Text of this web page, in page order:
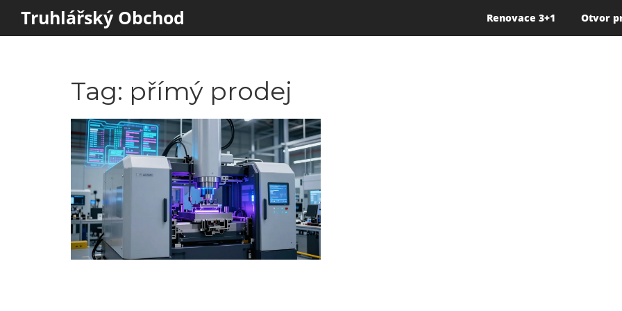
Truhlářský Obchod Renovace 3+1 Otvor
Tag: přímý prodej